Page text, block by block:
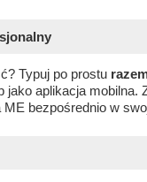
Typuj po prostu
jako aplikacja mobilna.
ME bezpośrednio w